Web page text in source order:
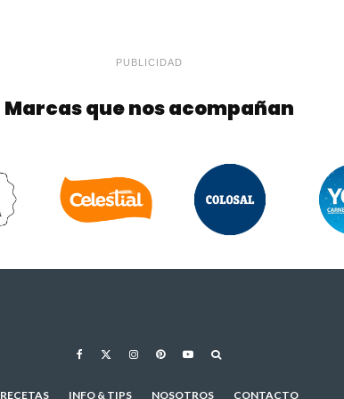
PUBLICIDAD
Marcas que nos acompañan
RECETAS INFO & TIPS NOSOTROS CONTACTO